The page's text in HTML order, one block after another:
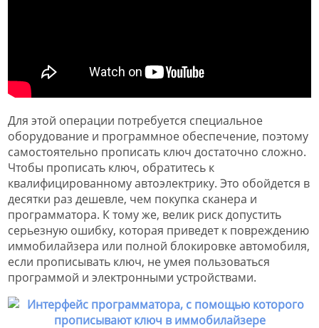
Для этой операции потребуется специальное
оборудование и программное обеспечение, поэтому
самостоятельно прописать ключ достаточно сложно.
Чтобы прописать ключ, обратитесь к
квалифицированному автоэлектрику. Это обойдется в
десятки раз дешевле, чем покупка сканера и
программатора. К тому же, велик риск допустить
серьезную ошибку, которая приведет к повреждению
иммобилайзера или полной блокировке автомобиля,
если прописывать ключ, не умея пользоваться
программой и электронными устройствами.